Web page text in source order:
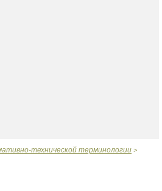
технической терминологии >